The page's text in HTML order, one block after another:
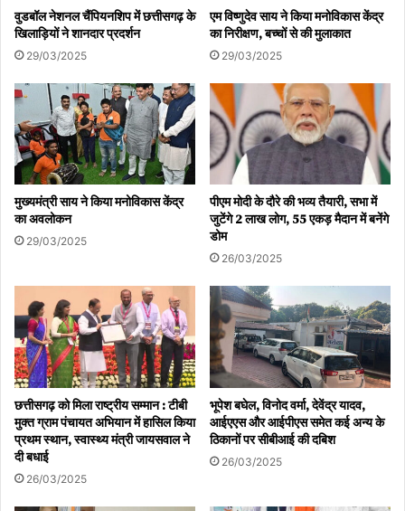
वुडबॉल नेशनल चैंपियनशिप में छत्तीसगढ़ के
खिलाड़ियों ने शानदार प्रदर्शन
29/03/2025
एम विष्णुदेव साय ने किया मनोविकास केंद्र
का निरीक्षण, बच्चों से की मुलाकात
29/03/2025
मुख्यमंत्री साय ने किया मनोविकास केंद्र
का अवलोकन
29/03/2025
पीएम मोदी के दौरे की भव्य तैयारी, सभा में
जुटेंगे 2 लाख लोग, 55 एकड़ मैदान में बनेंगे
डोम
26/03/2025
छत्तीसगढ़ को मिला राष्ट्रीय सम्मान : टीबी
मुक्त ग्राम पंचायत अभियान में हासिल किया
प्रथम स्थान, स्वास्थ्य मंत्री जायसवाल ने
दी बधाई
26/03/2025
भूपेश बघेल, विनोद वर्मा, देवेंद्र यादव,
आईएएस और आईपीएस समेत कई अन्य के
ठिकानों पर सीबीआई की दबिश
26/03/2025